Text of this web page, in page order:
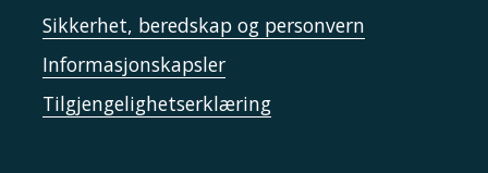
Sikkerhet, beredskap og personvern
Informasjonskapsler
Tilgjengelighetserklæring